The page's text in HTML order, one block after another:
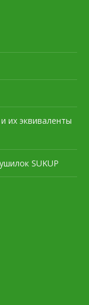
их эквиваленты
SUKUP